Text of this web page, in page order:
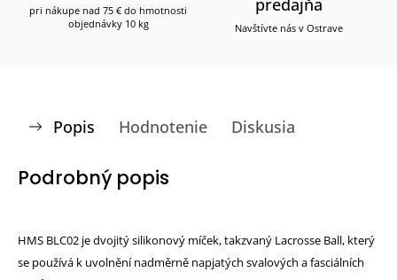
pri nákupe nad 75 € do hmotnosti
objednávky 10 kg
Navštívte nás v Ostrave
Popis Hodnotenie Diskusia
Podrobný popis
HMS BLC02 je dvojitý silikonový míček, takzvaný Lacrosse Ball, který
se používá k uvolnění nadměrně napjatých svalových a fasciálních